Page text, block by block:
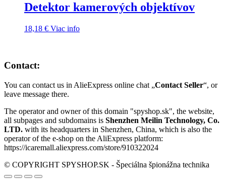
Detektor kamerových objektívov
18,18 € Viac info
Contact:
You can contact us in AlieExpress online chat „Contact Seller“, or
leave message there.
The operator and owner of this domain "spyshop.sk", the website,
all subpages and subdomains is Shenzhen Meilin Technology, Co.
LTD. with its headquarters in Shenzhen, China, which is also the
operator of the e-shop on the AliExpress platform:
https://icaremall.aliexpress.com/store/910322024
© COPYRIGHT SPYSHOP.SK - Špeciálna špionážna technika